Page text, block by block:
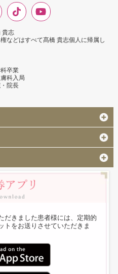
志
などはすべて髙橋 貴志個人に帰属し
卒業
科入局
院長
だきました患者様には、定期的
トをお送りさせていただきま